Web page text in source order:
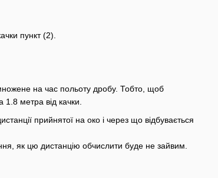
пункт (2).
на час польоту дробу. Тобто, щоб
1.8 метра від качки.
прийнятої на око і через що відбувається
як цю дистанцію обчислити буде не зайвим.